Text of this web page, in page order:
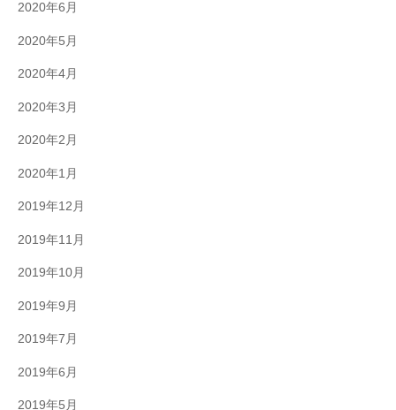
2020年6月
2020年5月
2020年4月
2020年3月
2020年2月
2020年1月
2019年12月
2019年11月
2019年10月
2019年9月
2019年7月
2019年6月
2019年5月